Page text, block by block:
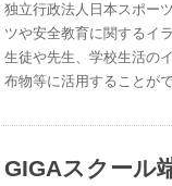
独立行政法人日本スポー
ツや安全教育に関するイ
生徒や先生、学校生活の
布物等に活用することが
GIGAスクール